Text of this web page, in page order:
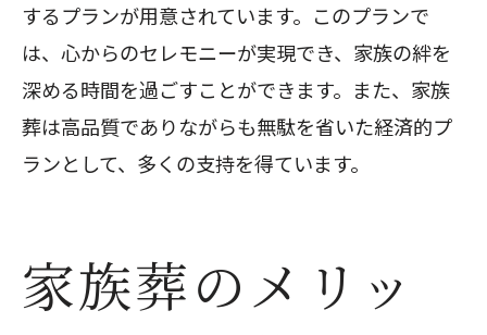
するプランが用意されています。このプランで
は、心からのセレモニーが実現でき、家族の絆を
深める時間を過ごすことができます。また、家族
葬は高品質でありながらも無駄を省いた経済的プ
ランとして、多くの支持を得ています。
家族葬のメリッ